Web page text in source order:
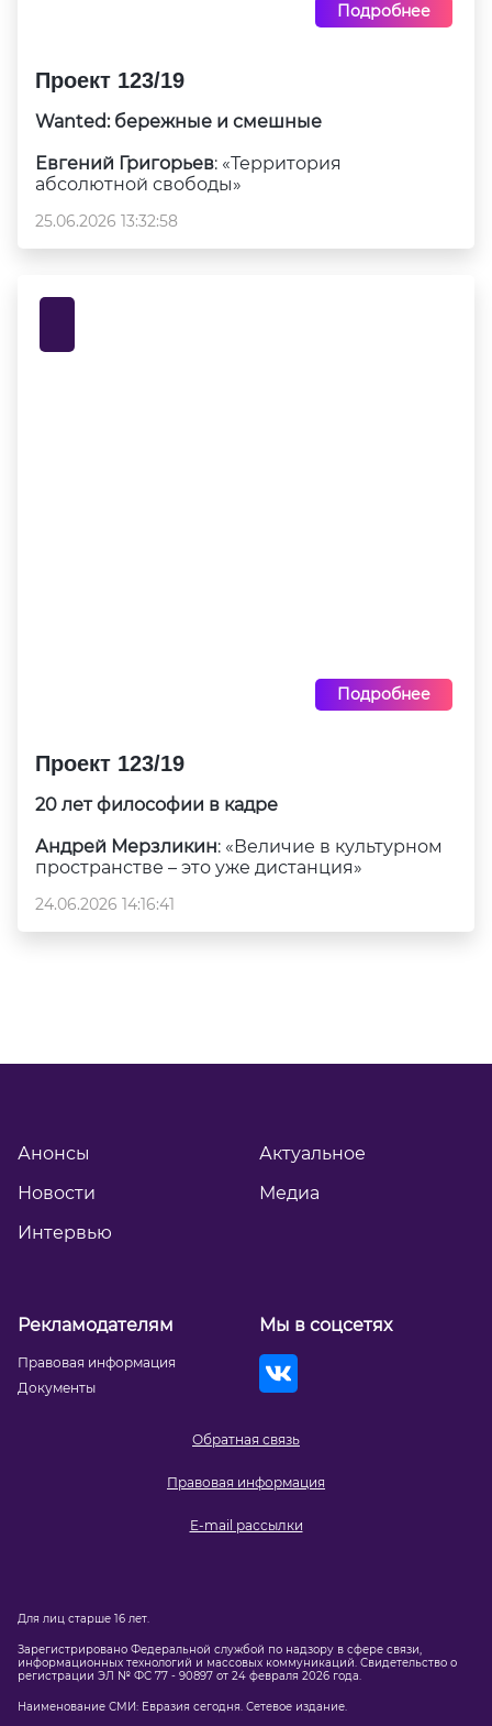
Подробнее
Проект 123/19
Wanted: бережные и смешные
Евгений Григорьев: «Территория
абсолютной свободы»
25.06.2026 13:32:58
Подробнее
Проект 123/19
20 лет философии в кадре
Андрей Мерзликин: «Величие в культурном
пространстве – это уже дистанция»
24.06.2026 14:16:41
Анонсы
Новости
Интервью
Актуальное
Медиа
Обратная связь
Правовая информация
E-mail рассылки
Рекламодателям
Правовая информация
Документы
Мы в соцсетях
Для лиц старше 16 лет.
Зарегистрировано Федеральной службой по надзору в сфере связи,
информационных технологий и массовых коммуникаций. Свидетельство о
регистрации ЭЛ № ФС 77 - 90897 от 24 февраля 2026 года.
Наименование СМИ: Евразия сегодня. Сетевое издание.